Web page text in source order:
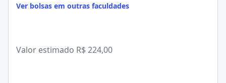
Ver bolsas em outras faculdades
Valor estimado R$ 224,00